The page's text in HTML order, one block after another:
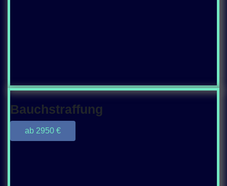
Bauchstraffung
ab 2950 €